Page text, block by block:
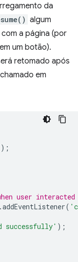
da
algum
a página (por
um botão).
retomado após
em
user
addEventListener(
successfully' );